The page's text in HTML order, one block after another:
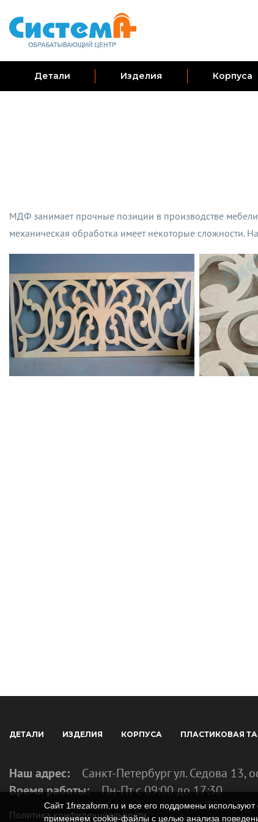
Детали Изделия Корпуса
МДФ занимает прочные позиции в производстве
механическая обработка имеет некоторые
ДЕТАЛИ ИЗДЕЛИЯ КОРПУСА ПЛАСТИКОВАЯ
Наш адрес:
Санкт-Петербург ул. Седова 13,
Время работы: Пн-Пт с 09:00 до 17:30
Политика конфиденциальности
Сайт 1frezaform.ru и все его поддомены
применяем cookie‑файлы с целью анализа